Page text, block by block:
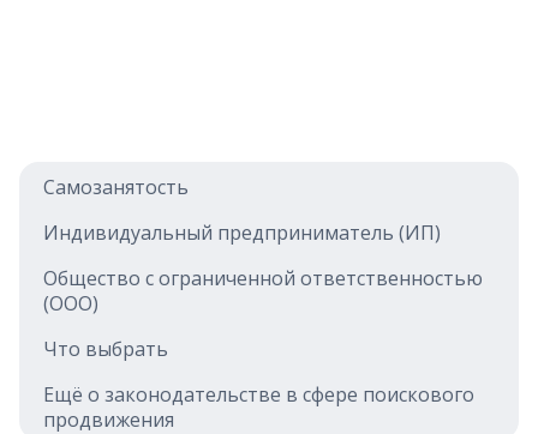
Самозанятость
Индивидуальный предприниматель (ИП)
Общество с ограниченной ответственностью
(ООО)
Что выбрать
Ещё о законодательстве в сфере поискового
продвижения